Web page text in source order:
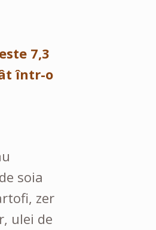
7,3
într-o
soia
zer
ulei de